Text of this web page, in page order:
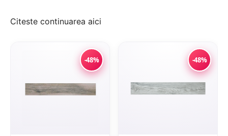
Citeste continuarea aici
-48% -48%